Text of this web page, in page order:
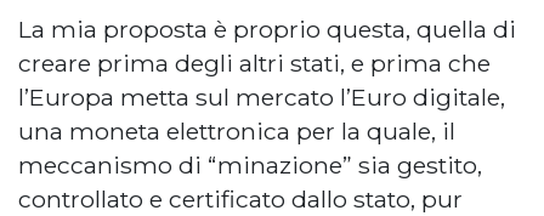
La mia proposta è proprio questa, quella di
creare prima degli altri stati, e prima che
l’Europa metta sul mercato l’Euro digitale,
una moneta elettronica per la quale, il
meccanismo di “minazione” sia gestito,
controllato e certificato dallo stato, pur